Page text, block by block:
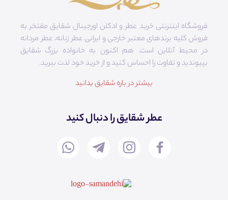
فروشگاه اینترنتی خرید عطر و ادکلن اورجینال شقایق مفتخر به
فروش کلیه برندهای معتبر خارجی و ایرانی عطر زنانه، عطر مردانه
در محیط آنلاین است. هم‌ اکنون به خانواده بزرگ شقایق
بپیوندید و تفاوت را احساس کنید و از خرید خود لذت ببرید.
بیشتر در باره شقایق بدانید
عطر شقایق را دنبال کنید